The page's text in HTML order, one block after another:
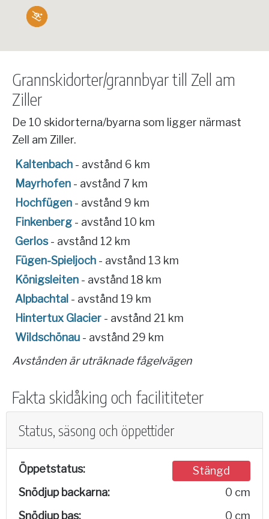
Grannskidorter/grannbyar till Zell am
Ziller
De 10 skidorterna/byarna som ligger närmast
Zell am Ziller.
Kaltenbach - avstånd 6 km
Mayrhofen - avstånd 7 km
Hochfügen - avstånd 9 km
Finkenberg - avstånd 10 km
Gerlos- avstånd 12 km
Fügen-Spieljoch - avstånd 13 km
Königsleiten - avstånd 18 km
Alpbachtal - avstånd 19 km
Hintertux Glacier - avstånd 21 km
Wildschönau - avstånd 29 km
Avstånden är uträknade fågelvägen
Fakta skidåking och facilititeter
Status, säsong och öppettider
Öppetstatus:
Stängd
Snödjup backarna:
0 cm
Snödjup bas:
0 cm